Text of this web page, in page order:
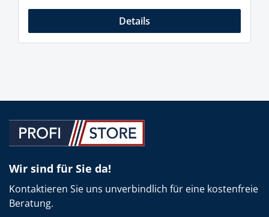
Details
Wir sind für Sie da!
Kontaktieren Sie uns unverbindlich für eine kostenfreie
Beratung.